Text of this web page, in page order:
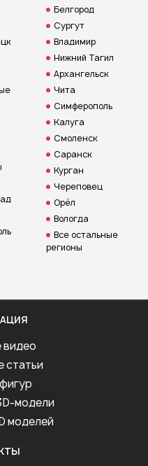
Белгород
Сургут
Владимир
Нижний Тагил
Архангельск
Чита
Симферополь
Калуга
Смоленск
Саранск
Курган
Череповец
Орёл
Вологда
Все остальные
регионы
видео
модели
моделей